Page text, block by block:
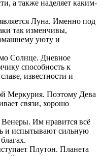
а также наделяет каким-
Луна. Именно под
так изменчивы,
уюту и
Солнце. Дневное
способность к
известности и
Меркурия. Поэтому Дева
связи, хорошо
Венеры. Им нравится всё
и испытывают сильную
Плутон. Планета